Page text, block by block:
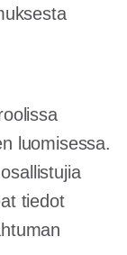
luomisessa.
tiedot